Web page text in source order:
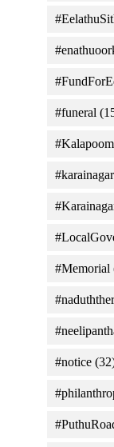
#funeral
#Memorial
#notice